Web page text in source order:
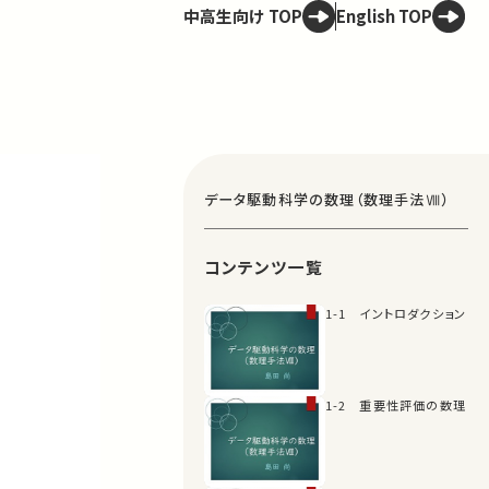
中高生向け TOP English TOP
データ駆動科学の数理（数理手法Ⅷ）
コンテンツ一覧
1-1 イントロダクション
1-2 重要性評価の数理